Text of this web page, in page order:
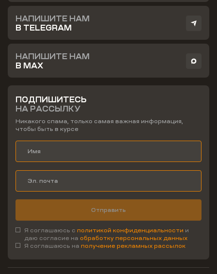
НАПИШИТЕ НАМ
В TELEGRAM
НАПИШИТЕ НАМ
В MAX
ПОДПИШИТЕСЬ
НА РАССЫЛКУ
Никакого спама, только самая важная информация,
чтобы быть в курсе
Отправить
Я соглашаюсь с политикой конфиденциальности и
даю согласие на обработку персональных данных
Я соглашаюсь на получение рекламных рассылок